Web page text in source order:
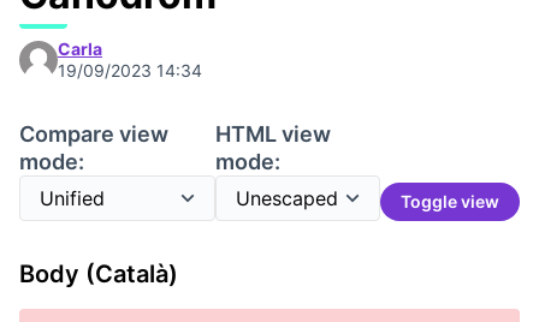
Carla
19/09/2023 14:34
Compare view
mode:
HTML view
mode:
Toggle view
Body (Català)